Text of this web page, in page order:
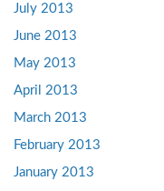
July 2013
June 2013
May 2013
April 2013
March 2013
February 2013
January 2013